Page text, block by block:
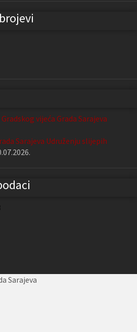
vijeća Grada Sarajeva
Sarajeva Udruženju slijepih
Sarajeva